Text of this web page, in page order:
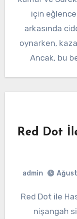
için
arkasında
oynarken,
Ancak, bu
Red Dot
admin
Red Dot ile Hassas Atış Mümkün mü? Red Dot
nişangah